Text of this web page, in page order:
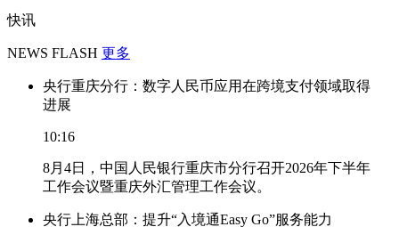
快讯
NEWS FLASH 更多
央行重庆分行：数字人民币应用在跨境支付领域取得
进展
10:16
8月4日，中国人民银行重庆市分行召开2026年下半年
工作会议暨重庆外汇管理工作会议。
央行上海总部：提升“入境通Easy Go”服务能力